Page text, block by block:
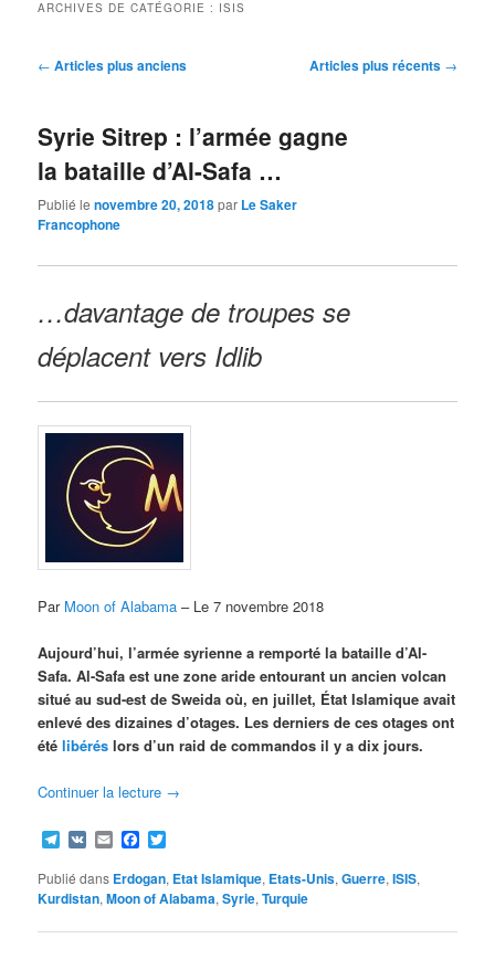
ARCHIVES DE CATÉGORIE : ISIS
Navigation
← Articles plus anciens Articles plus récents →
Syrie Sitrep : l’armée gagne
la bataille d’Al-Safa …
Publié lenovembre 20, 2018par Le Saker
Francophone
…davantage de troupes se
déplacent vers Idlib
Par Moon of Alabama – Le 7 novembre 2018
Aujourd’hui, l’armée syrienne a remporté la bataille d’Al-
Safa. Al-Safa est une zone aride entourant un ancien volcan
situé au sud-est de Sweida où, en juillet, État Islamique avait
enlevé des dizaines d’otages. Les derniers de ces otages ont
étélibérés lors d’un raid de commandos il y a dix jours.
Continuer la lecture →
Telegram
VK EmailFacebook
Publié dans Erdogan, Etat Islamique, Etats-Unis,Guerre,ISIS,
Kurdistan,Moon of Alabama,Syrie,Turquie